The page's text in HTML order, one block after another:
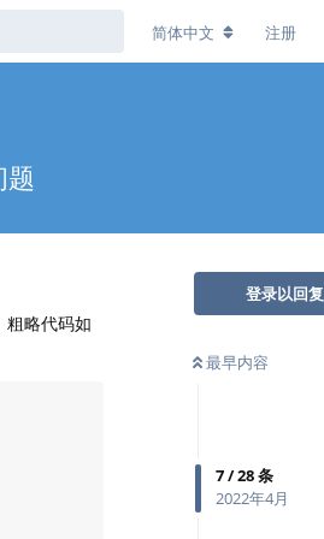
简体中文 注册
登录以回复
最早内容
7/28条
2022年4月
粗略代码如